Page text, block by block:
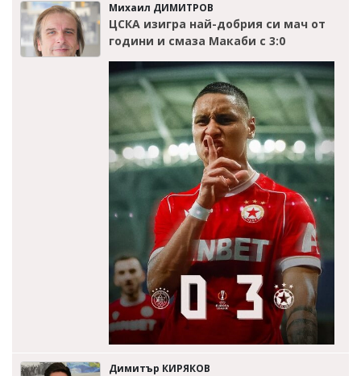
Михаил ДИМИТРОВ
ЦСКА изигра най-добрия си мач от
години и смаза Макаби с 3:0
Димитър КИРЯКОВ